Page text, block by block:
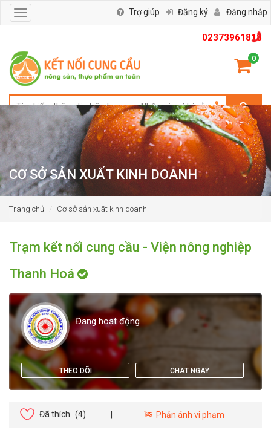
02373961818
0
Toggle
navigation
Trợ giúp Đăng ký Đăng nhập
CƠ SỞ SẢN XUẤT KINH DOANH
Trang chủ Cơ sở sản xuất kinh doanh
Trạm kết nối cung cầu - Viện nông nghiệp
Thanh Hoá
Đang hoạt động
THEO DÕI CHAT NGAY
Đã thích (4) Phản ánh vi phạm